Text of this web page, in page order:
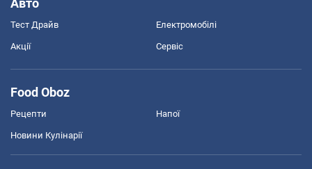
Тест Драйв Електромобілі
Акції Сервіс
Food Oboz
Рецепти Напої
Новини Кулінарії